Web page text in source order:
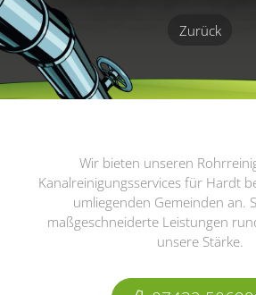
Zurück
Wir bieten unseren
Kanalreinigungsservices für Hardt
umliegenden Gemeinden an.
maßgeschneiderte Leistungen
unsere Stärke.